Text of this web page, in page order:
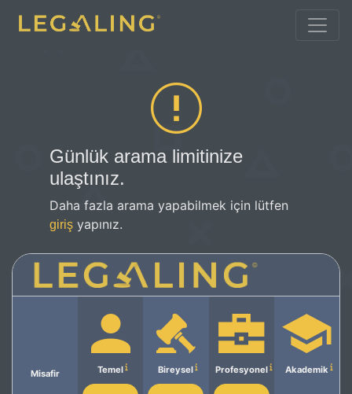
Günlük arama limitinize
ulaştınız.
Daha fazla arama yapabilmek için lütfen
giriş yapınız.
Misafir Temel Bireysel Profesyonel Akademik